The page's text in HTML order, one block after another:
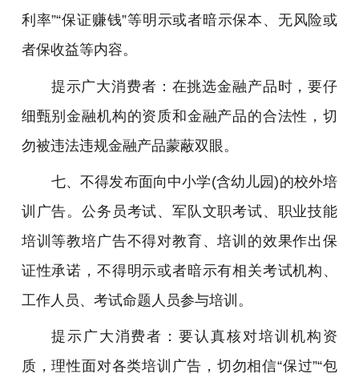
利率”“保证赚钱”等明示或者暗示保本、无风险或
者保收益等内容。
提示广大消费者：在挑选金融产品时，要仔
细甄别金融机构的资质和金融产品的合法性，切
勿被违法违规金融产品蒙蔽双眼。
七、不得发布面向中小学(含幼儿园)的校外培
训广告。公务员考试、军队文职考试、职业技能
培训等教培广告不得对教育、培训的效果作出保
证性承诺，不得明示或者暗示有相关考试机构、
工作人员、考试命题人员参与培训。
提示广大消费者：要认真核对培训机构资
质，理性面对各类培训广告，切勿相信“保过”“包